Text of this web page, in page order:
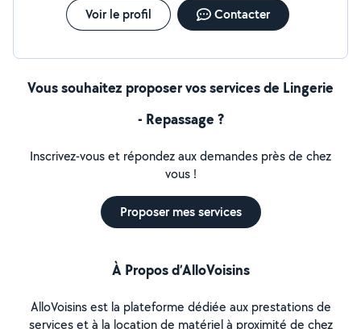
Voir le profil Contacter
Vous souhaitez proposer vos services de Lingerie
- Repassage ?
Inscrivez-vous et répondez aux demandes près de chez
vous !
Proposer mes services
À Propos d’AlloVoisins
AlloVoisins est la plateforme dédiée aux prestations de
services et à la location de matériel à proximité de chez